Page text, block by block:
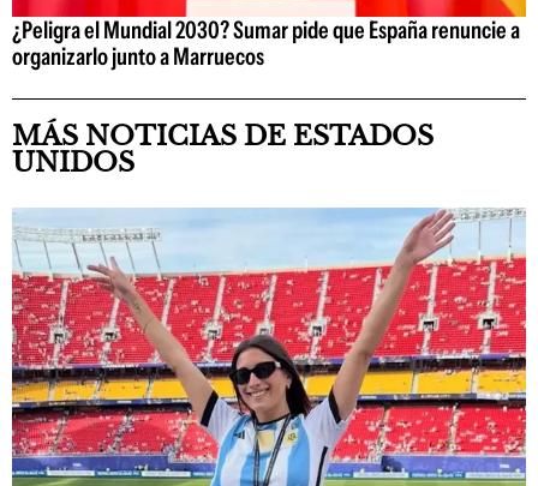
¿Peligra el Mundial 2030? Sumar pide que España renuncie a
organizarlo junto a Marruecos
MÁS NOTICIAS DE ESTADOS
UNIDOS